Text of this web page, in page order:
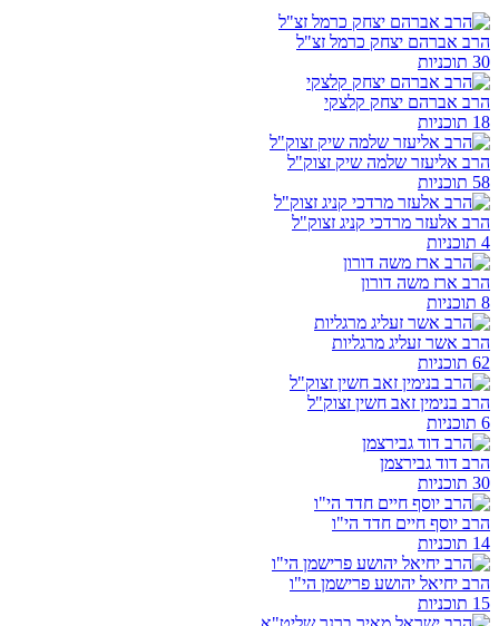
הרב אברהם יצחק כרמל זצ"ל
30 תוכניות
הרב אברהם יצחק קלצקי
18 תוכניות
הרב אליעזר שלמה שיק זצוק"ל
58 תוכניות
הרב אלעזר מרדכי קניג זצוק"ל
4 תוכניות
הרב ארז משה דורון
8 תוכניות
הרב אשר זעליג מרגליות
62 תוכניות
הרב בנימין זאב חשין זצוק"ל
6 תוכניות
הרב דוד גבירצמן
30 תוכניות
הרב יוסף חיים חדד הי"ו
14 תוכניות
הרב יחיאל יהושע פרישמן הי"ו
15 תוכניות